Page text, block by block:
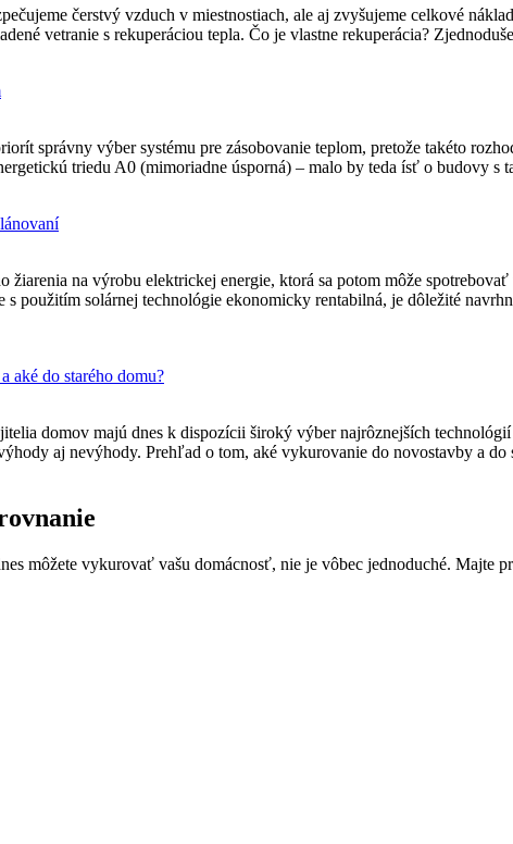
čerstvý vzduch v miestnostiach, ale aj zvyšujeme celkové
vetranie s rekuperáciou tepla. Čo je vlastne rekuperácia?
správny výber systému pre zásobovanie teplom, pretože takéto
triedu A0 (mimoriadne úsporná) – malo by teda ísť o budovy
žiarenia na výrobu elektrickej energie, ktorá sa potom môže
s použitím solárnej technológie ekonomicky rentabilná, je dôležité
aké do starého domu?
domov majú dnes k dispozícii široký výber najrôznejších
aj nevýhody. Prehľad o tom, aké vykurovanie do novostavby a
môžete vykurovať vašu domácnosť, nie je vôbec jednoduché.